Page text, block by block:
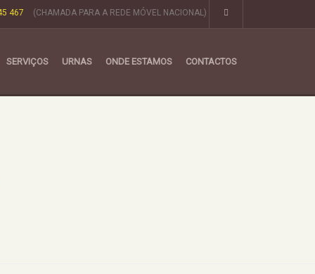
467 (CHAMADA PARA A REDE MÓVEL NACIONAL)
SERVIÇOS URNAS ONDE ESTAMOS CONTACTOS